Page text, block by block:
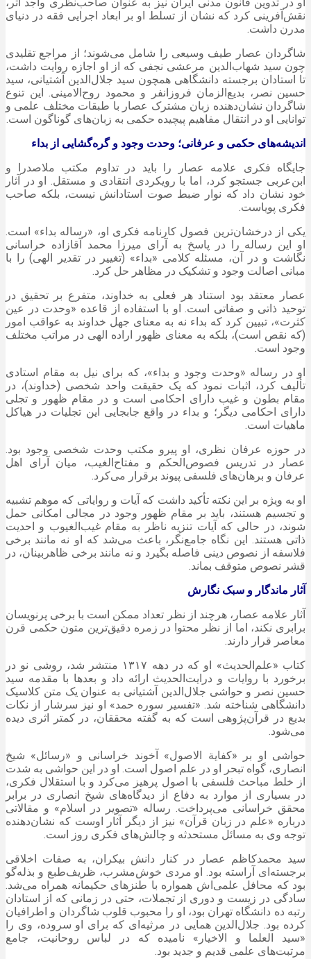
او در تدوین قانون مدنی ایران نیز به عنوان صاحب‌نظری واجد اثر،
نقش‌آفرینی کرد که نشان از تسلط او بر ابعاد اجرایی فقه در دنیای
مدرن داشت.
شاگردان عصار
طیف وسیعی را شامل می‌شوند؛ از مراجع تقلیدی
چون سید شهاب‌الدین مرعشی نجفی که از او اجازه روایت داشت،
تا استادان برجسته دانشگاهی همچون سید جلال‌الدین آشتیانی، سید
حسین نصر، بدیع‌الزمان فروزانفر و محمود روح‌الامینی. این تنوع
شاگردان نشان‌دهنده زبان مشترک عصار با طبقات مختلف علمی و
توانایی او در انتقال مفاهیم پیچیده حکمی به زبان‌های گوناگون است.
اندیشه‌های حکمی و عرفانی؛ وحدت وجود و گره‌گشایی از بداء
جایگاه فکری علامه عصار
را باید در تداوم مکتب ملاصدرا و
ابن‌عربی جستجو کرد، اما با رویکردی انتقادی و مستقل. او در آثار
خود نشان داد که نوار ضبط صوت استادانش نیست، بلکه صاحب
فکری پویاست.
یکی از درخشان‌ترین فصول کارنامه فکری او، «رساله بداء» است.
او این رساله را در پاسخ به آرای میرزا محمد آقازاده خراسانی
نگاشت و در آن، مسئله کلامی «بداء» (تغییر در تقدیر الهی) را با
مبانی اصالت وجود و تشکیک در مظاهر حل کرد.
عصار
معتقد بود استناد هر فعلی به خداوند، متفرع بر تحقیق در
توحید ذاتی و صفاتی است. او با استفاده از قاعده «وحدت در عین
کثرت»، تبیین کرد که بداء نه به معنای جهل خداوند به عواقب امور
(که نقص است)، بلکه به معنای ظهور اراده الهی در مراتب مختلف
وجود است.
او در رساله «وحدت وجود و بداء»، که برای نیل به مقام استادی
تألیف کرد، اثبات نمود که یک حقیقت واحد شخصی (خداوند)، در
مقام بطون و غیب دارای احکامی است و در مقام ظهور و تجلی
دارای احکامی دیگر؛ و بداء در واقع جابجایی این تجلیات در هیاکل
ماهیات است.
در حوزه عرفان نظری، او پیرو مکتب وحدت شخصی وجود بود.
عصار
در تدریس فصوص‌الحکم و مفتاح‌الغیب، میان آرای اهل
عرفان و برهان‌های فلسفی پیوند برقرار می‌کرد.
او به ویژه بر این نکته تأکید داشت که آیات و روایاتی که موهم تشبیه
وتجسیم هستند، باید بر مقام ظهور وجود در مجالی امکانی حمل
شوند، در حالی که آیات تنزیه ناظر به مقامغیب‌الغیوب و احدیت
ذاتی هستند. این نگاه جامع‌نگر، باعث می‌شد که او نه مانند برخی
فلاسفه از نصوص دینی فاصله بگیرد و نه مانند برخی ظاهربینان، در
قشر نصوص متوقف بماند.
آثار ماندگار و سبک نگارش
آثار علامه عصار ، هرچند از نظر تعداد ممکن است با برخی پرنویسان
برابری نکند، اما از نظر محتوا در زمره دقیق‌ترین متون حکمی قرن
معاصر قرار دارند.
کتاب «علم‌الحدیث» او که در دهه ۱۳۱۷ منتشر شد، روشی نو در
برخورد با روایات و درایت‌الحدیث ارائه داد و بعدها با مقدمه سید
حسین نصر و حواشی جلال‌الدین آشتیانی به عنوان یک متن کلاسیک
دانشگاهی شناخته شد. «تفسیر سوره حمد» او نیز سرشار از نکات
بدیع در قرآن‌پژوهی است که به گفته محققان، در کمتر اثری دیده
می‌شود.
حواشی او بر «کفایة الاصول» آخوند خراسانی و «رسائل» شیخ
انصاری، گواه تبحر او در علم اصول است. او در این حواشی به شدت
از خلط مباحث فلسفی با اصول پرهیز می‌کرد و با استقلال فکری،
در بسیاری از موارد به دفاع از دیدگاه‌های شیخ انصاری در برابر
محقق خراسانی می‌پرداخت. رساله «تصویر در اسلام» و مقالاتی
درباره «علم در زبان قرآن» نیز از دیگر آثار اوست که نشان‌دهنده
توجه وی به مسائل مستحدثه و چالش‌های فکری روز است.
سید محمدکاظم عصار
در کنار دانش بیکران، به صفات اخلاقی
برجسته‌ای آراسته بود. او مردی خوش‌مشرب، ظریف‌طبع و بذله‌گو
بود که محافل علمی‌اش همواره با طنزهای حکیمانه همراه می‌شد.
سادگی در زیست و دوری از تجملات، حتی در زمانی که از استادان
رتبه ده دانشگاه تهران بود، او را محبوب قلوب شاگردان و اطرافیان
کرده بود. جلال‌الدین همایی در مرثیه‌ای که برای او سروده، وی را
«سید
العلما و الاخیار » نامیده که در لباس روحانیت، جامع
مرتبت‌های علمی قدیم و جدید بود.